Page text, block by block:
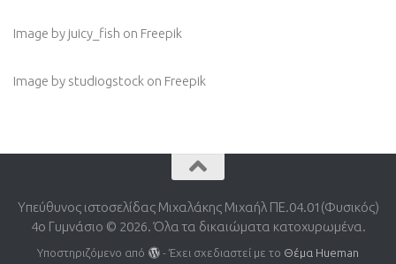
Image by juicy_fish on Freepik
Image by studiogstock on Freepik
Υπεύθυνος ιστοσελίδας Μιχαλάκης Μιχαήλ ΠΕ.04.01(Φυσικός)
4o Γυμνάσιο © 2026. Όλα τα δικαιώματα κατοχυρωμένα.
Υποστηριζόμενο από - Έχει σχεδιαστεί με το Θέμα Ηueman